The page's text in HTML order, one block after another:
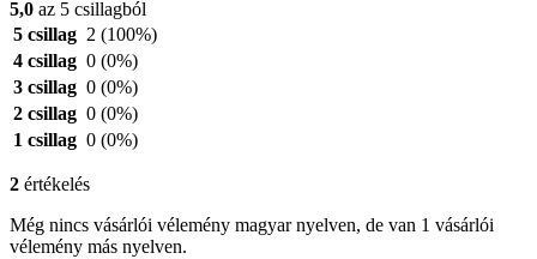
5,0 az 5 csillagból
5 csillag 2 (100%)
4 csillag 0 (0%)
3 csillag 0 (0%)
2 csillag 0 (0%)
1 csillag 0 (0%)
2 értékelés
Még nincs vásárlói vélemény magyar nyelven, de van 1 vásárlói
vélemény más nyelven.